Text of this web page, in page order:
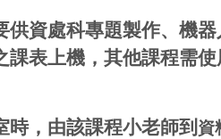
供資處科專題製作、機
課表上機，其他課程需
時，由該課程小老師到 資